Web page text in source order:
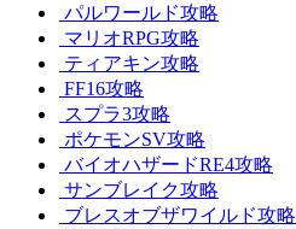
パルワールド攻略
マリオRPG攻略
ティアキン攻略
FF16攻略
スプラ3攻略
ポケモンSV攻略
バイオハザードRE4攻略
サンブレイク攻略
ブレスオブザワイルド攻略